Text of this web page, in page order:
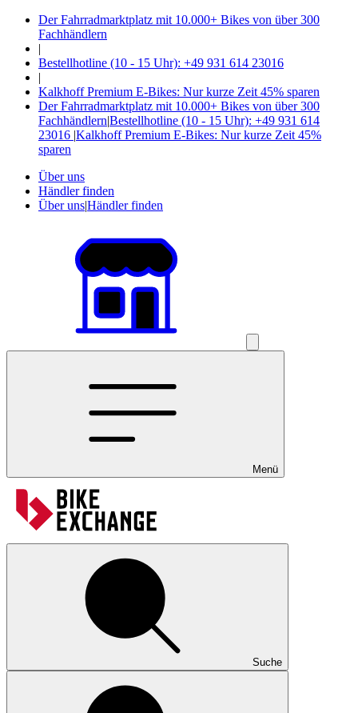
Der Fahrradmarktplatz mit 10.000+ Bikes von über 300
Fachhändlern
|
Bestellhotline (10 - 15 Uhr): +49 931 614 23016
|
Kalkhoff Premium E-Bikes: Nur kurze Zeit 45% sparen
Der Fahrradmarktplatz mit 10.000+ Bikes von über 300
Fachhändlern|Bestellhotline (10 - 15 Uhr): +49 931 614
23016 |Kalkhoff Premium E-Bikes: Nur kurze Zeit 45%
sparen
Über uns
Händler finden
Über uns|Händler finden
Menü
Suche